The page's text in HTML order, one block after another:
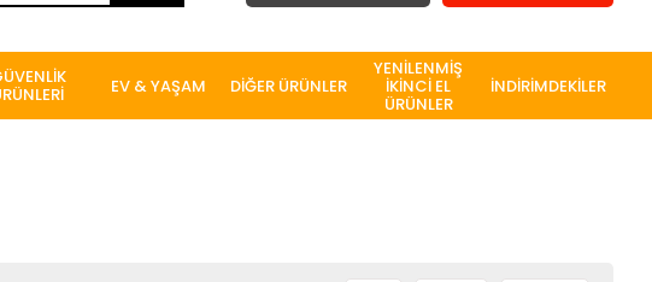
EV & YAŞAM DİĞER ÜRÜNLER
YENİLENMİŞ
İKİNCİ EL
ÜRÜNLER
İNDİRİMDEKİLER